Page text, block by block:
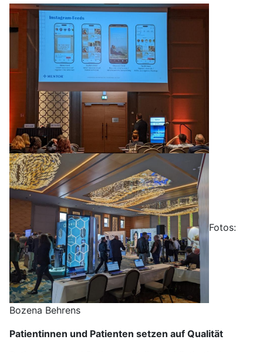
Fotos:
Bozena Behrens
Patientinnen und Patienten setzen auf Qualität